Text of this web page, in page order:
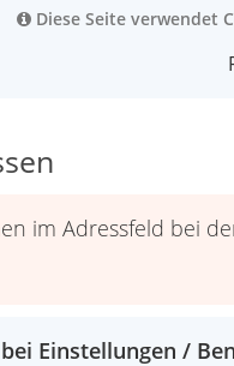
Diese Seite verwendet
im Adressfeld bei
Einstellungen /